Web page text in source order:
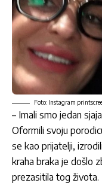
Foto: Instagram
– Imali smo jedan
Oformili svoju
se kao prijatelji,
kraha braka je došlo
prezasitila tog života.